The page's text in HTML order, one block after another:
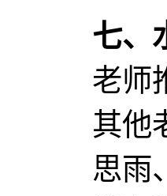
七、
老师
其他
思雨